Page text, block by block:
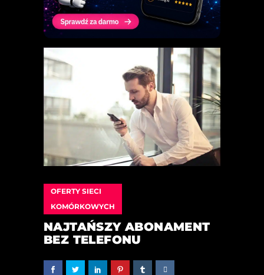
OFERTY SIECI
KOMÓRKOWYCH
NAJTAŃSZY ABONAMENT
BEZ TELEFONU